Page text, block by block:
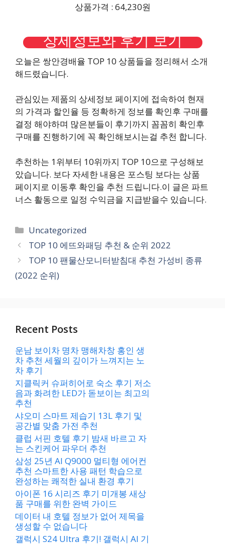
상품가격 : 64,230원
상세정보와 후기 보기
오늘은 쌍안경배율 TOP 10 상품들을 정리해서 소개
해드렸습니다.
관심있는 제품의 상세정보 페이지에 접속하여 현재
의 가격과 할인율 등 정확하게 정보를 확인후 구매를
결정 해야하며 많은분들이 후기까지 꼼꼼히 확인후
구매를 진행하기에 꼭 확인해보시는걸 추천 합니다.
추천하는 1위부터 10위까지 TOP 10으로 구성해보
았습니다. 보다 자세한 내용은 포스팅 보다는 상품
페이지로 이동후 확인을 추천 드립니다.이 글은 파트
너스 활동으로 일정 수익금을 지급받을수 있습니다.
카
테
리
Uncategorized
TOP 10 에뜨와패딩 추천 & 순위 2022
TOP 10 팬물산모니터받침대 추천 가성비 종류
(2022 순위)
Recent Posts
운남 보이차 명차 맹해차창 홍인 생
차 추천 세월의 깊이가 느껴지는 노
차 후기
지클릭커 슈퍼히어로 숙소 후기 저소
음과 화려한 LED가 돋보이는 최고의
추천
샤오미 스마트 제습기 13L 후기 및
공간별 맞춤 가전 추천
클럽 서핀 호텔 후기 밤새 바르고 자
는 스킨케어 파우더 추천
삼성 25년 AI Q9000 멀티형 에어컨
추천 스마트한 사용 패턴 학습으로
완성하는 쾌적한 실내 환경 후기
아이폰 16 시리즈 후기 미개봉 새상
품 구매를 위한 완벽 가이드
데이터 내 호텔 정보가 없어 제목을
생성할 수 없습니다
갤럭시 S24 Ultra 후기! 갤럭시 AI 기